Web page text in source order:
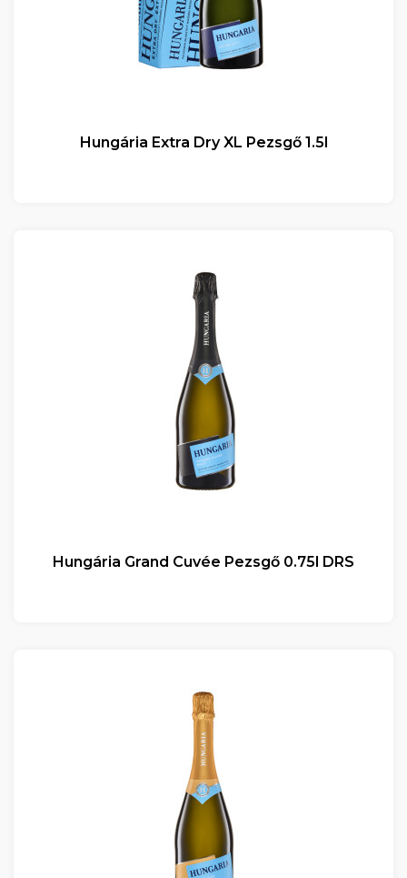
Hungária Extra Dry XL Pezsgő 1.5l
Hungária Grand Cuvée Pezsgő 0.75l DRS